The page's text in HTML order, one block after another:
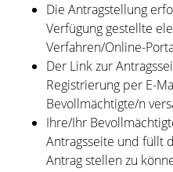
Die Antragstellung
Verfügung gestellte
Verfahren/Online-
Der Link zur
Registrierung per E-
Bevollmächtigte/n
Ihre/Ihr
Antragsseite und füllt
Antrag stellen zu